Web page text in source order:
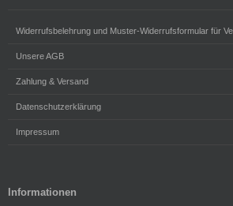
Widerrufsbelehrung und Muster-Widerrufsformular für
Unsere AGB
Zahlung & Versand
Datenschutzerklärung
Impressum
Informationen